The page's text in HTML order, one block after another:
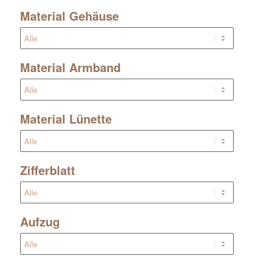
Material Gehäuse
Material Armband
Material Lünette
Zifferblatt
Aufzug